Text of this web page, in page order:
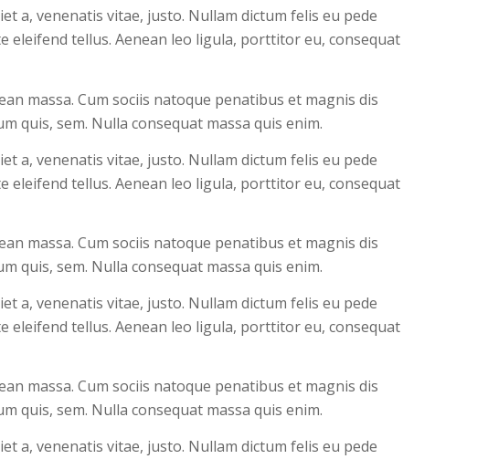
a, venenatis vitae, justo. Nullam dictum felis eu pede
eleifend tellus. Aenean leo ligula, porttitor eu, consequat
massa. Cum sociis natoque penatibus et magnis dis
quis, sem. Nulla consequat massa quis enim.
a, venenatis vitae, justo. Nullam dictum felis eu pede
eleifend tellus. Aenean leo ligula, porttitor eu, consequat
massa. Cum sociis natoque penatibus et magnis dis
quis, sem. Nulla consequat massa quis enim.
a, venenatis vitae, justo. Nullam dictum felis eu pede
eleifend tellus. Aenean leo ligula, porttitor eu, consequat
massa. Cum sociis natoque penatibus et magnis dis
quis, sem. Nulla consequat massa quis enim.
a, venenatis vitae, justo. Nullam dictum felis eu pede